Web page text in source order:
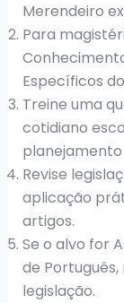
Merendeiro
Para
Específicos
Treine uma
cotidiano
Revise
aplicação
artigos.
Se o alvo for
de
legislação.